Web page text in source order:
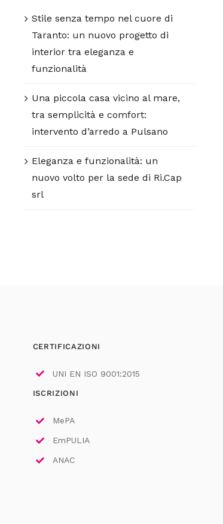
Stile senza tempo nel cuore di
Taranto: un nuovo progetto di
interior tra eleganza e
funzionalità
Una piccola casa vicino al mare,
tra semplicità e comfort:
intervento d’arredo a Pulsano
Eleganza e funzionalità: un
nuovo volto per la sede di Ri.Cap
srl
CERTIFICAZIONI
UNI EN ISO 9001:2015
ISCRIZIONI
MePA
EmPULIA
ANAC